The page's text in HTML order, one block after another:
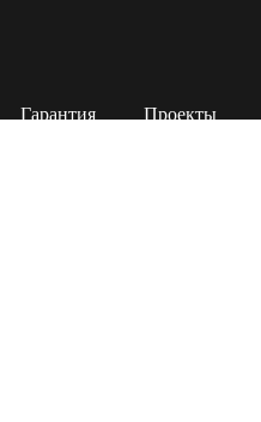
Гарантия Проекты